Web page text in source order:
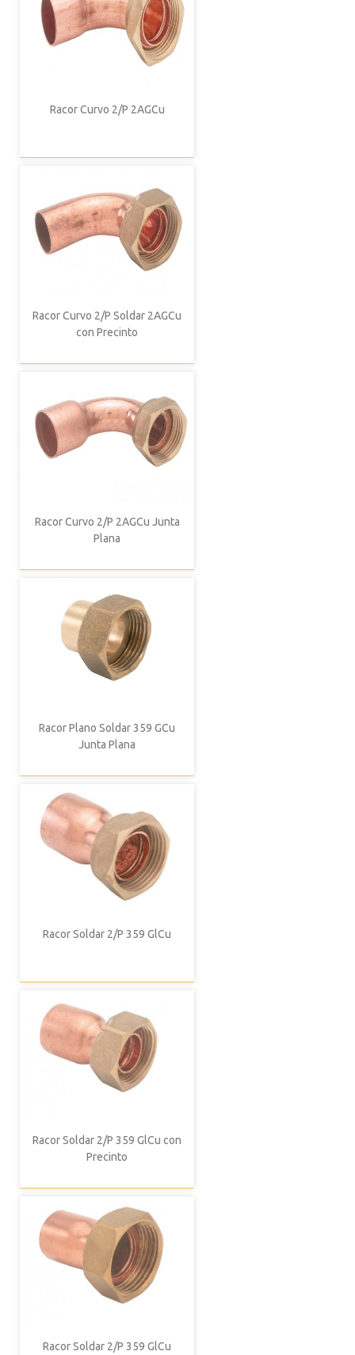
Racor Curvo 2/P 2AGCu
Racor Curvo 2/P Soldar 2AGCu
con Precinto
Racor Curvo 2/P 2AGCu Junta
Plana
Racor Plano Soldar 359 GCu
Junta Plana
Racor Soldar 2/P 359 GlCu
Racor Soldar 2/P 359 GlCu con
Precinto
Racor Soldar 2/P 359 GlCu